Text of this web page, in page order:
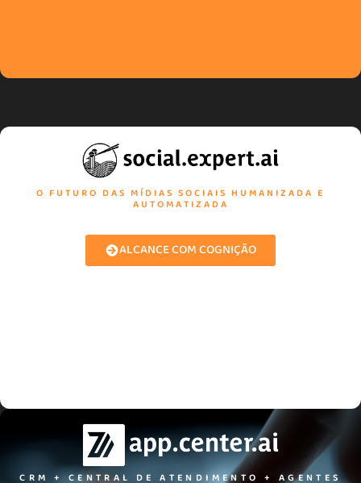
O FUTURO DAS MÍDIAS SOCIAIS HUMANIZADA E
AUTOMATIZADA
ALCANCE COM COGNIÇÃO
CRM + CENTRAL DE ATENDIMENTO + AGENTES